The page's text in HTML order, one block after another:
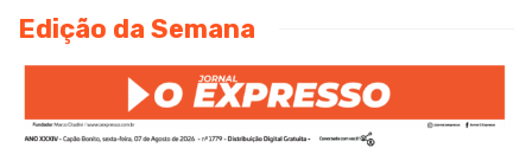
Edição da Semana